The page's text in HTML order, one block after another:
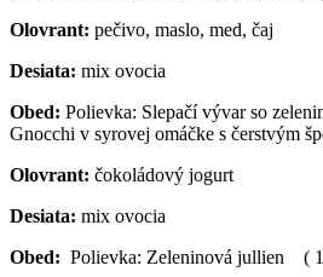
Olovrant: pečivo, maslo, med, čaj
Desiata: mix ovocia
Obed: Polievka: Slepačí vývar so
Gnocchi v syrovej omáčke s čerstvým
Olovrant: čokoládový jogurt
Desiata: mix ovocia
Obed: Polievka: Zeleninová jullien (